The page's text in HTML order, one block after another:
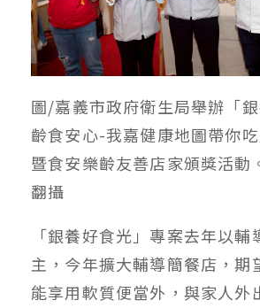
圖/嘉義市政府衛生局舉辦「
齡食安心-我嘉健康地圖帶你
暨食安樂齡友善店家頒獎活動
翻攝
「銀養好食光」專案去年以輔
主，今年擴大輔導簡餐店，期
能享用軟質便當外，與家人外